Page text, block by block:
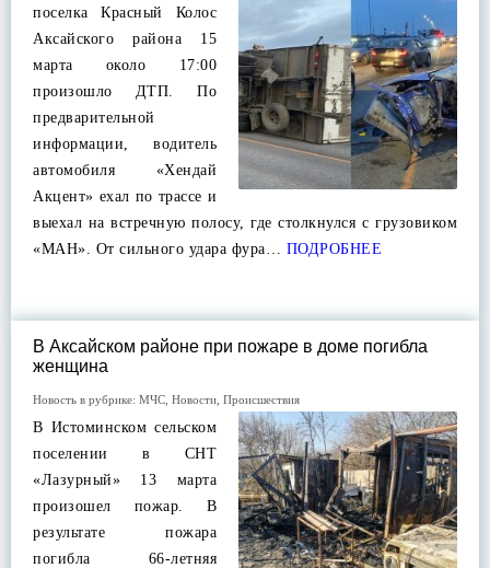
поселка Красный Колос
Аксайского района 15
марта около 17:00
произошло ДТП. По
предварительной
информации, водитель
автомобиля «Хендай
Акцент» ехал по трассе и
выехал на встречную полосу, где столкнулся с грузовиком
«МАН». От сильного удара фура… ПОДРОБНЕЕ
В Аксайском районе при пожаре в доме погибла
женщина
Новость в рубрике: МЧС Новости Происшествия
В Истоминском сельском
поселении в СНТ
«Лазурный» 13 марта
произошел пожар. В
результате пожара
погибла 66-летняя